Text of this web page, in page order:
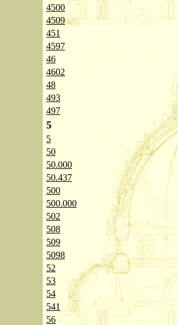
4500
4509
451
4597
46
4602
48
493
497
5
5
50
50.000
50.437
500
500.000
502
508
509
5098
52
53
54
541
56